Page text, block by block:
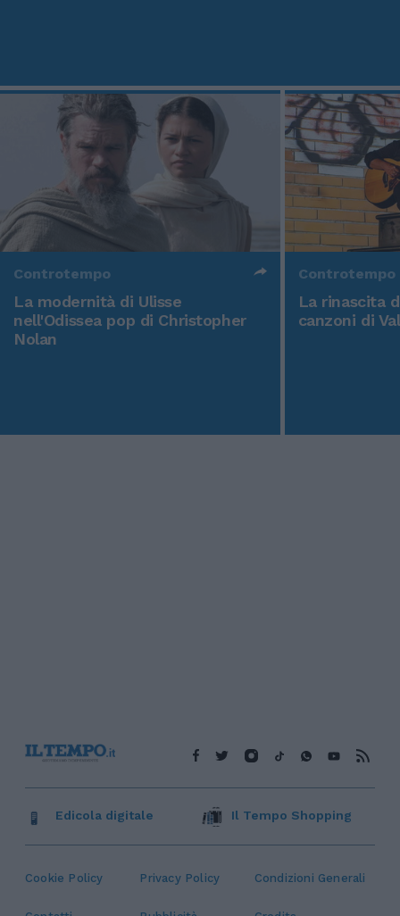
Controtempo
La modernità di Ulisse
nell'Odissea pop di Christopher
Nolan
Controtempo
La rinascita
canzoni di
Cookie Policy Privacy Policy Condizioni Generali
Edicola digitale Il Tempo Shopping